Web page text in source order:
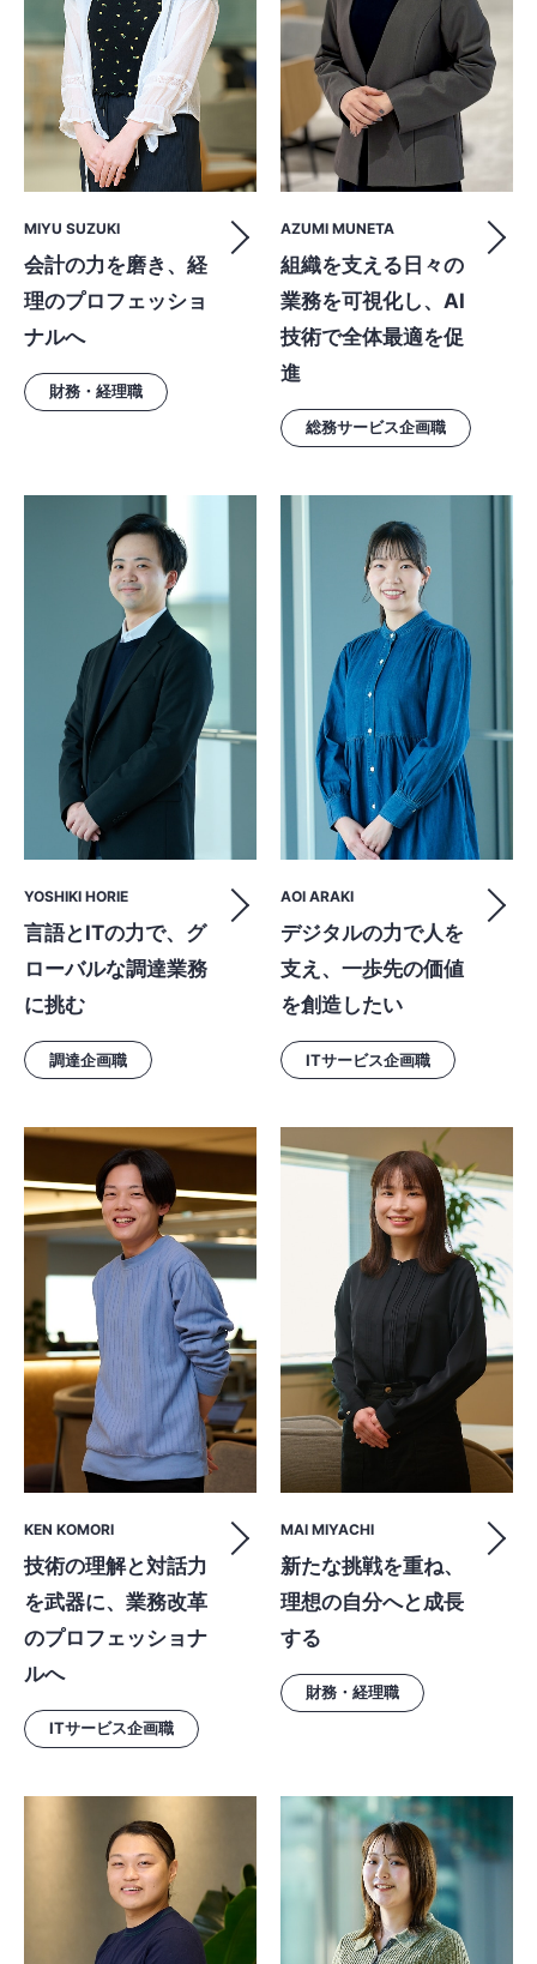
MIYU SUZUKI
会計の力を磨き、経
理のプロフェッショ
ナルへ
財務・経理職
AZUMI MUNETA
組織を支える日々の
業務を可視化し、AI
技術で全体最適を促
進
総務サービス企画職
YOSHIKI HORIE
言語とITの力で、グ
ローバルな調達業務
に挑む
調達企画職
AOI ARAKI
デジタルの力で人を
支え、一歩先の価値
を創造したい
ITサービス企画職
KEN KOMORI
技術の理解と対話力
を武器に、業務改革
のプロフェッショナ
ルへ
ITサービス企画職
MAI MIYACHI
新たな挑戦を重ね、
理想の自分へと成長
する
財務・経理職